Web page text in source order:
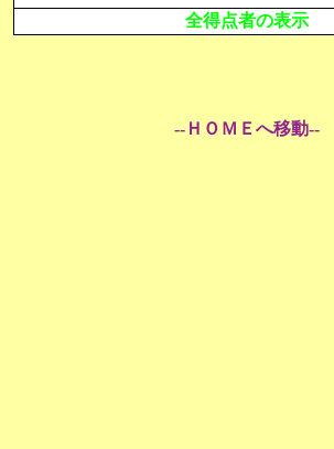
全得点者の表示
--ＨＯＭＥへ移動--